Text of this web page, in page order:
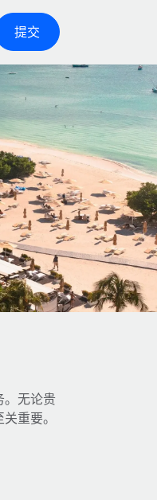
提交
。无论贵
重要。